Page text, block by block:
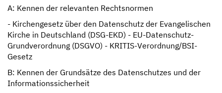
A: Kennen der relevanten Rechtsnormen
- Kirchengesetz über den Datenschutz der Evangelischen
Kirche in Deutschland (DSG-EKD) - EU-Datenschutz-
Grundverordnung (DSGVO) - KRITIS-Verordnung/BSI-
Gesetz
B: Kennen der Grundsätze des Datenschutzes und der
Informationssicherheit